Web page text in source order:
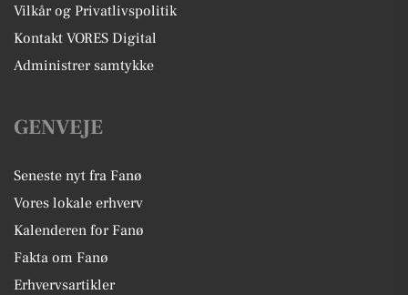
Vilkår og Privatlivspolitik
Kontakt VORES Digital
Administrer samtykke
GENVEJE
Seneste nyt fra Fanø
Vores lokale erhverv
Kalenderen for Fanø
Fakta om Fanø
Erhvervsartikler